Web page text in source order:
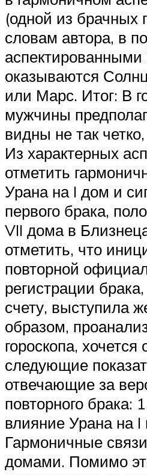
(одной из брачных
словам автора, в
оказываются
или Марс. Итог: В
мужчины
видны не так
Из характерных
отметить
Урана на I дом и
первого брака,
VII дома в
отметить, что
повторной
регистрации
счету, выступила
образом,
гороскопа, хочется
следующие
отвечающие за
повторного брака:
влияние Урана на
Гармоничные
домами. Помимо